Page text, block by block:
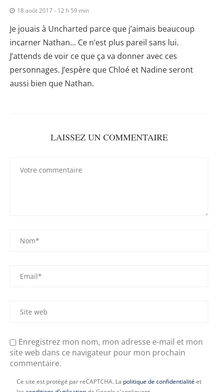
18 août 2017 - 12 h 59 min
Je jouais à Uncharted parce que j’aimais beaucoup
incarner Nathan… Ce n’est plus pareil sans lui.
J’attends de voir ce que ça va donner avec ces
personnages. J’espère que Chloé et Nadine seront
aussi bien que Nathan.
LAISSEZ UN COMMENTAIRE
Enregistrez mon nom, mon adresse e-mail et mon
site web dans ce navigateur pour mon prochain
commentaire.
Ce site est protégé par reCAPTCHA. La politique de confidentialitéet